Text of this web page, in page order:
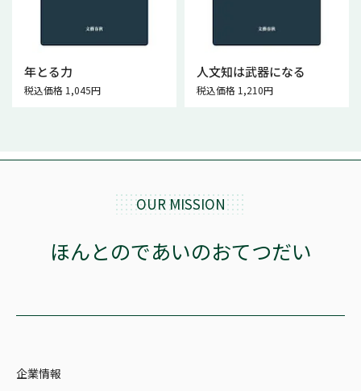
年とる力
税込価格 1,045円
人文知は武器になる
税込価格 1,210円
OUR MISSION
ほんとのであいのおてつだい
企業情報